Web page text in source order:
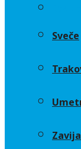
Sveče